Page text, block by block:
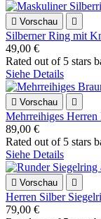
 Vorschau 
Silberner Ring mit
49,00 €
Rated out of 5 stars
Siehe Details
 Vorschau 
Mehrreihiges
89,00 €
Rated out of 5 stars
Siehe Details
 Vorschau 
Herren Silber
79,00 €